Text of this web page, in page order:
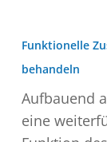
Funktionelle
behandeln
Aufbauend
eine